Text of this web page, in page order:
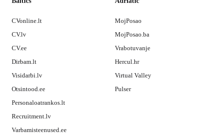
CVonline.lt
CV.lv
CV.ee
Dirbam.lt
Visidarbi.lv
Otsintood.ee
Personaloatrankos.lt
Recruitment.lv
Varbamisteenused.ee
MojPosao
MojPosao.ba
Vrabotuvanje
Hercul.hr
Virtual Valley
Pulser